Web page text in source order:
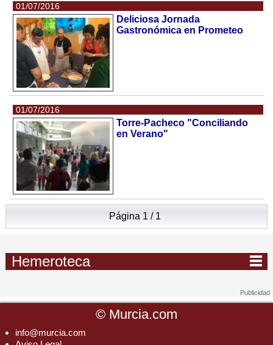
01/07/2016
Deliciosa Jornada
Gastronómica en Prometeo
01/07/2016
Torre-Pacheco "Conciliando
en Verano"
Página 1 / 1
Hemeroteca
© Murcia.com
info@murcia.com